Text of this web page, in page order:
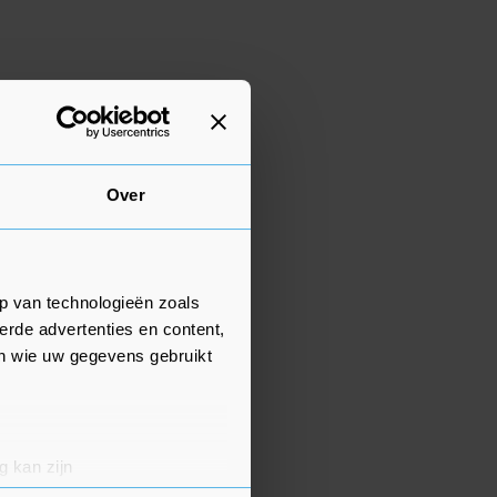
Over
van technologieën zoals
advertenties en content,
wie uw gegevens gebruikt
kan zijn